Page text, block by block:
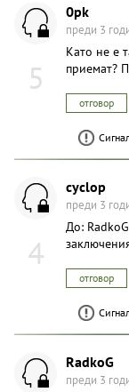
5
0pk
преди 3
Като не е
приемат?
отговор
4
cyclop
преди 3
До:
отговор
RadkoG
преди 3